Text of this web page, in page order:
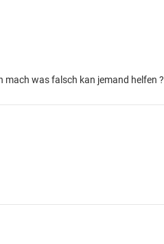
mach was falsch kan jemand helfen ?